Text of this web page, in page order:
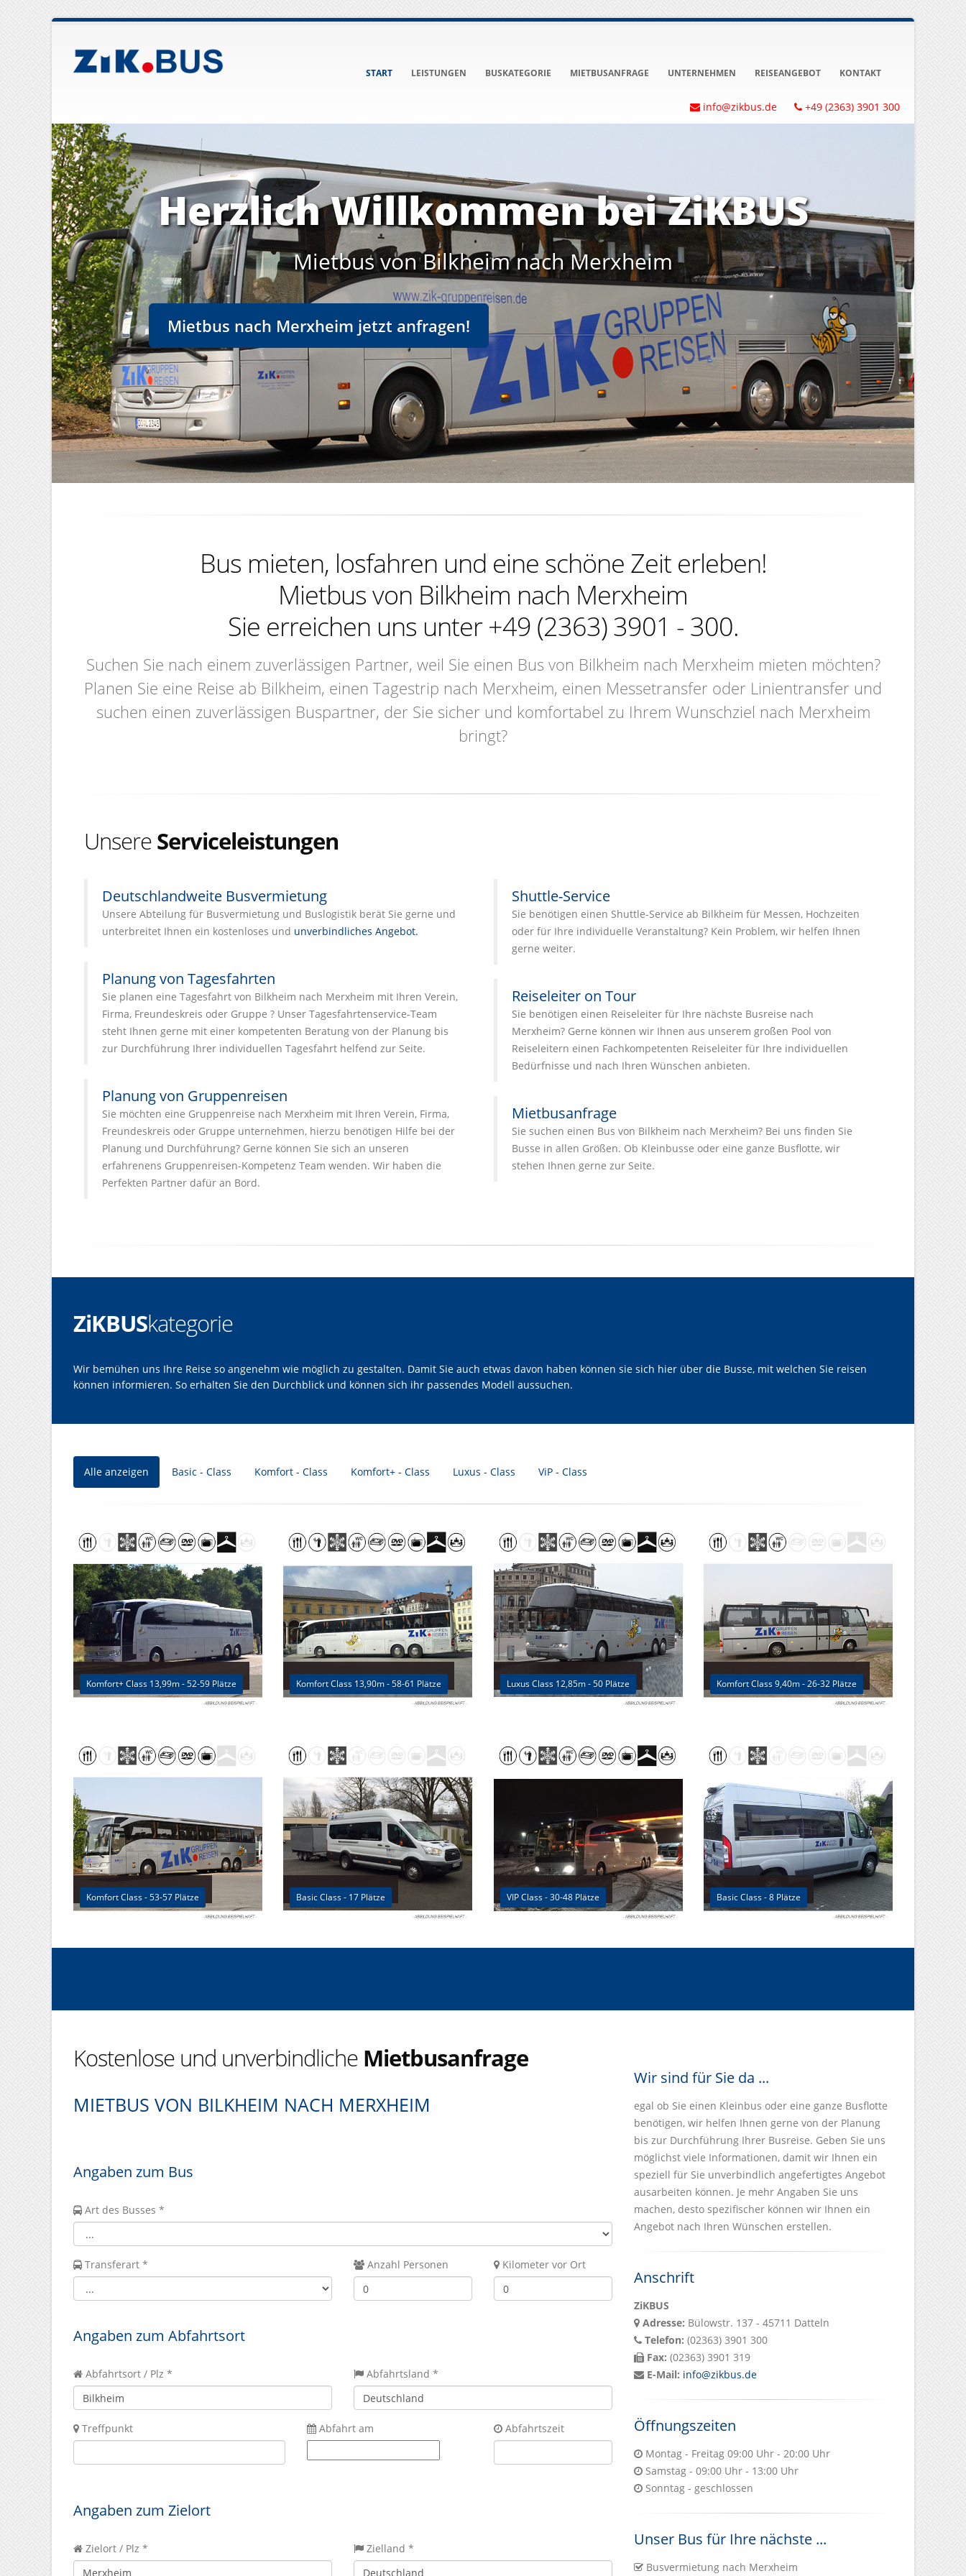
START LEISTUNGEN BUSKATEGORIE MIETBUSANFRAGE UNTERNEHMEN REISEANGEBOT KONTAKT
info@zikbus.de +49 (2363) 3901 300
Herzlich Willkommen bei ZiKBUS
Mietbus von Bilkheim nach Merxheim
Mietbus nach Merxheim jetzt anfragen!
Bus mieten, losfahren und eine schöne Zeit erleben!
Mietbus von Bilkheim nach Merxheim
Sie erreichen uns unter +49 (2363) 3901 - 300.
Suchen Sie nach einem zuverlässigen Partner, weil Sie einen Bus von Bilkheim nach Merxheim mieten möchten?
Planen Sie eine Reise ab Bilkheim, einen Tagestrip nach Merxheim, einen Messetransfer oder Linientransfer und
suchen einen zuverlässigen Buspartner, der Sie sicher und komfortabel zu Ihrem Wunschziel nach Merxheim
bringt?
UnsereServiceleistungen
Deutschlandweite Busvermietung
Unsere Abteilung für Busvermietung und Buslogistik berät Sie gerne und
unterbreitet Ihnen ein kostenloses und unverbindliches Angebot.
Planung von Tagesfahrten
Sie planen eine Tagesfahrt von Bilkheim nach Merxheim mit Ihren Verein,
Firma, Freundeskreis oder Gruppe ? Unser Tagesfahrtenservice-Team
steht Ihnen gerne mit einer kompetenten Beratung von der Planung bis
zur Durchführung Ihrer individuellen Tagesfahrt helfend zur Seite.
Planung von Gruppenreisen
Sie möchten eine Gruppenreise nach Merxheim mit Ihren Verein, Firma,
Freundeskreis oder Gruppe unternehmen, hierzu benötigen Hilfe bei der
Planung und Durchführung? Gerne können Sie sich an unseren
erfahrenens Gruppenreisen-Kompetenz Team wenden. Wir haben die
Perfekten Partner dafür an Bord.
Shuttle-Service
Sie benötigen einen Shuttle-Service ab Bilkheim für Messen, Hochzeiten
oder für Ihre individuelle Veranstaltung? Kein Problem, wir helfen Ihnen
gerne weiter.
Reiseleiter on Tour
Sie benötigen einen Reiseleiter für Ihre nächste Busreise nach
Merxheim? Gerne können wir Ihnen aus unserem großen Pool von
Reiseleitern einen Fachkompetenten Reiseleiter für Ihre individuellen
Bedürfnisse und nach Ihren Wünschen anbieten.
Mietbusanfrage
Sie suchen einen Bus von Bilkheim nach Merxheim? Bei uns finden Sie
Busse in allen Größen. Ob Kleinbusse oder eine ganze Busflotte, wir
stehen Ihnen gerne zur Seite.
ZiKBUSkategorie
Wir bemühen uns Ihre Reise so angenehm wie möglich zu gestalten. Damit Sie auch etwas davon haben können sie sich hier über die Busse, mit welchen Sie reisen
können informieren. So erhalten Sie den Durchblick und können sich ihr passendes Modell aussuchen.
Alle anzeigen Basic - Class Komfort - Class Komfort+ - Class Luxus - Class ViP - Class
Komfort+ Class 13,99m - 52-59 Plätze Komfort Class 13,90m - 58-61 Plätze Luxus Class 12,85m - 50 Plätze Komfort Class 9,40m - 26-32 Plätze
Komfort Class - 53-57 Plätze Basic Class - 17 Plätze VIP Class - 30-48 Plätze Basic Class - 8 Plätze
Kostenlose und unverbindliche Mietbusanfrage
MIETBUS VON BILKHEIM NACH MERXHEIM
Angaben zum Bus
Art des Busses *
Transferart * Anzahl Personen Kilometer vor Ort
Angaben zum Abfahrtsort
Abfahrtsort / Plz * Abfahrtsland *
Treffpunkt Abfahrt am Abfahrtszeit
Angaben zum Zielort
Zielort / Plz * Zielland *
Wir sind für Sie da ...
egal ob Sie einen Kleinbus oder eine ganze Busflotte
benötigen, wir helfen Ihnen gerne von der Planung
bis zur Durchführung Ihrer Busreise. Geben Sie uns
möglichst viele Informationen, damit wir Ihnen ein
speziell für Sie unverbindlich angefertigtes Angebot
ausarbeiten können. Je mehr Angaben Sie uns
machen, desto spezifischer können wir Ihnen ein
Angebot nach Ihren Wünschen erstellen.
Anschrift
ZiKBUS
Adresse: Bülowstr. 137 - 45711 Datteln
Telefon: (02363) 3901 300
Fax: (02363) 3901 319
E-Mail: info@zikbus.de
Öffnungszeiten
Montag - Freitag 09:00 Uhr - 20:00 Uhr
Samstag - 09:00 Uhr - 13:00 Uhr
Sonntag - geschlossen
Unser Bus für Ihre nächste ...
Busvermietung nach Merxheim